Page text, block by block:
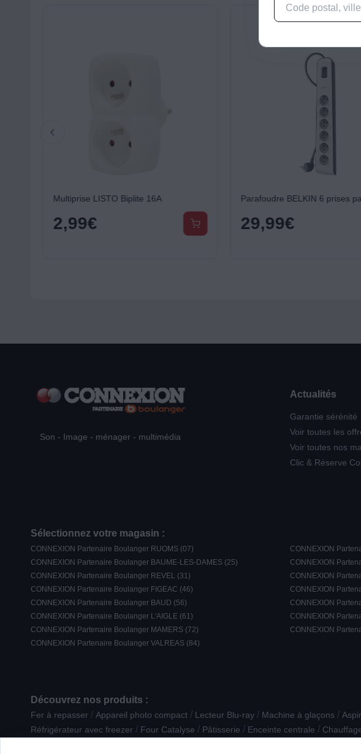
Multiprise LISTO Biplite 16A
2,99€ 29,99€
Son - Image - ménager - multimédia
Actualités
Garantie sérénité
Voir toutes les
Voir toutes nos
Clic & Réserve
Sélectionnez votre magasin :
CONNEXION Partenaire Boulanger RUOMS (07) CONNEXION
CONNEXION Partenaire Boulanger BAUME-LES-DAMES (25)
CONNEXION
CONNEXION Partenaire Boulanger REVEL (31)
CONNEXION
CONNEXION Partenaire Boulanger FIGEAC (46)
CONNEXION
CONNEXION Partenaire Boulanger BAUD (56)
CONNEXION
CONNEXION Partenaire Boulanger L'AIGLE (61)
CONNEXION
CONNEXION Partenaire Boulanger MAMERS (72)
CONNEXION
CONNEXION Partenaire Boulanger VALREAS (84)
Découvrez nos produits :
Fer à repasser / Appareil photo compact / Lecteur Blu-ray / Machine à glaçons /
Réfrigérateur avec freezer / Four Catalyse / Pâtisserie / Enceinte centrale /